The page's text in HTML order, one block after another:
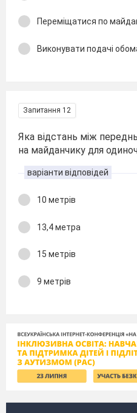
Переміщатися по
Виконувати подачі
Запитання 12
Яка відстань між
на майданчику для
варіанти відповідей
10 метрів
13,4 метра
15 метрів
9 метрів